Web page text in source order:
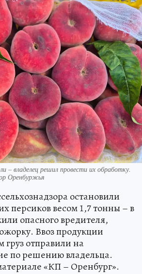
– владелец решил провести их обработку.
Оренбуржья
остановили
персиков весом 1,7 тонны – в
опасного вредителя,
Ввоз продукции
груз отправили на
по решению владельца.
«КП – Оренбург».